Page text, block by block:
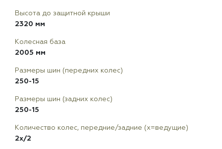
Высота до защитной крыши
2320 мм
Колесная база
2005 мм
Размеры шин (передних колес)
250-15
Размеры шин (задних колес)
250-15
Количество колес, передние/задние (x=ведущие)
2x/2